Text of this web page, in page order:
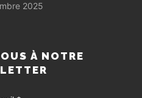
2025
À NOTRE